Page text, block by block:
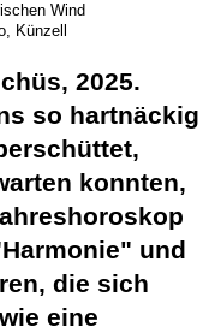
Wind
Künzell
2025.
so hartnäckig
konnten,
und
die sich
eine